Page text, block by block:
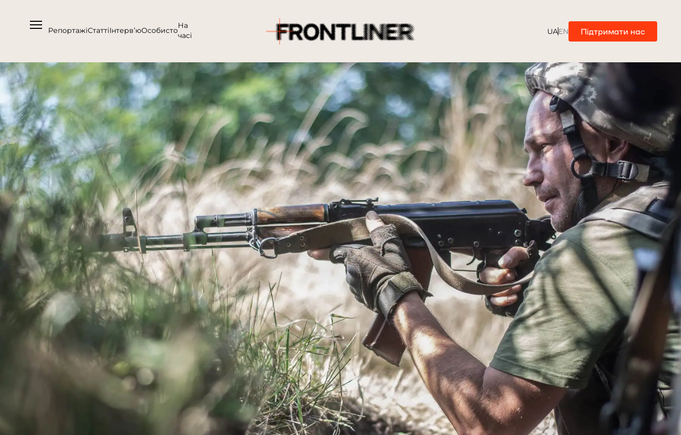
Про нас
Підтримати
Команда
Контакти
Співпраця
Медіакіт
Партнери проєкту та подяка
Редакційна політика | Копірайт
Документи
РепортажіСтаттіІнтерв’юОсобисто
На
часі
UAEN Підтримати нас